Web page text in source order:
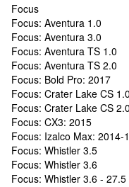
Focus
Focus: Aventura 1.0
Focus: Aventura 3.0
Focus: Aventura TS 1.0
Focus: Aventura TS 2.0
Focus: Bold Pro: 2017
Focus: Crater Lake CS 1.0
Focus: Crater Lake CS 2.0
Focus: CX3: 2015
Focus: Izalco Max: 2014-
Focus: Whistler 3.5
Focus: Whistler 3.6
Focus: Whistler 3.6 -